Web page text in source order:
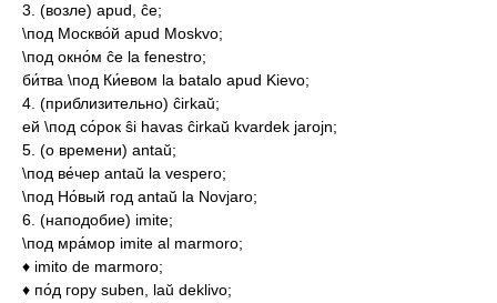
3. (возле) apud, ĉe;
\под Москво́й apud Moskvo;
\под окно́м ĉe la fenestro;
би́тва \под Ки́евом la batalo apud Kievo;
4. (приблизительно) ĉirkaŭ;
ей \под со́рок ŝi havas ĉirkaŭ kvardek jarojn;
5. (о времени) antaŭ;
\под ве́чер antaŭ la vespero;
\под Но́вый год antaŭ la Novjaro;
6. (наподобие) imite;
\под мра́мор imite al marmoro;
♦ imito de marmoro;
♦ по́д гору suben, laŭ deklivo;